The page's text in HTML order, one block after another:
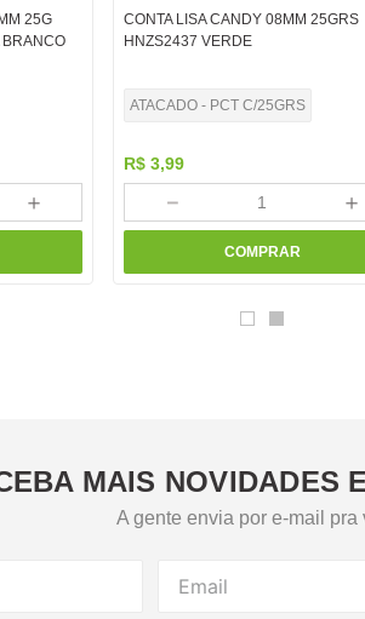
25G
＋
CONTA LISA CANDY 08MM 25GRS
HNZS2437 VERDE
ATACADO - PCT C/25GRS
R$ 3,99
＋
－
COMPRAR
MAIS NOVIDADES
A gente envia por e-mail pra